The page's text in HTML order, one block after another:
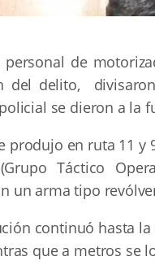
personal de
del delito,
se dieron a la
produjo en ruta 11
Táctico
un arma tipo
continuó hasta
que a metros se